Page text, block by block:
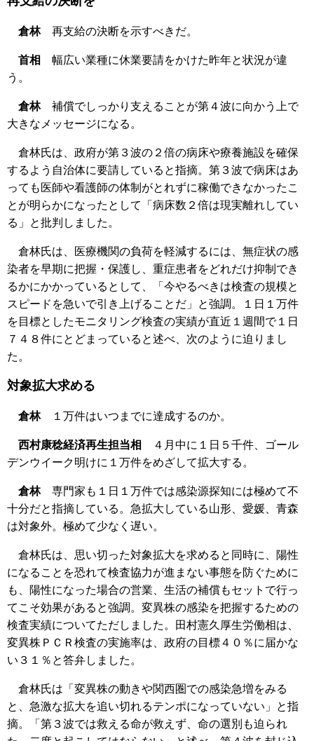
倉林再支給の決断を示すべきだ。
首相
幅広い業種に休業要請をかけた昨年と状況が違
う。
倉林補償でしっかり支えることが第４波に向かう上で
大きなメッセージになる。
倉林氏は、政府が第３波の２倍の病床や療養施設を確保
するよう自治体に要請していると指摘。第３波で病床はあ
っても医師や看護師の体制がとれずに稼働できなかったこ
とが明らかになったとして「病床数２倍は現実離れしてい
る」と批判しました。
倉林氏は、医療機関の負荷を軽減するには、無症状の感
染者を早期に把握・保護し、重症患者をどれだけ抑制でき
るかにかかっているとして、「今やるべきは検査の規模と
スピードを急いで引き上げることだ」と強調。１日１万件
を目標としたモニタリング検査の実績が直近１週間で１日
７４８件にとどまっていると述べ、次のように迫りまし
た。
対象拡大求める
倉林１万件はいつまでに達成するのか。
西村康稔経済再生担当相
４月中に１日５千件、ゴール
デンウイーク明けに１万件をめざして拡大する。
倉林専門家も１日１万件では感染源探知には極めて不
十分だと指摘している。急拡大している山形、愛媛、青森
は対象外。極めて少なく遅い。
倉林氏は、思い切った対象拡大を求めると同時に、陽性
になることを恐れて検査協力が進まない事態を防ぐために
も、陽性になった場合の営業、生活の補償もセットで行っ
てこそ効果があると強調。変異株の感染を把握するための
検査実績についてただしました。田村憲久厚生労働相は、
変異株ＰＣＲ検査の実施率は、政府の目標４０％に届かな
い３１％と答弁しました。
倉林氏は「変異株の動きや関西圏での感染急増をみる
と、急激な拡大を追い切れるテンポになっていない」と指
摘。「第３波では救える命が救えず、命の選別も迫られ